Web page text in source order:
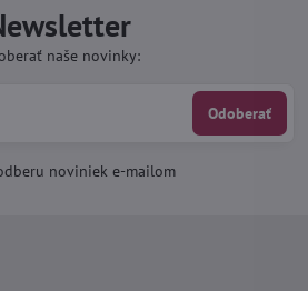
naše novinky:
Odoberať
noviniek e-mailom